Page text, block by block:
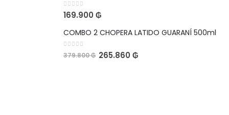
0out of 5
169.900 ₲
COMBO 2 CHOPERA LATIDO GUARANÍ 500ml
0out of 5
379.800₲ 265.860 ₲